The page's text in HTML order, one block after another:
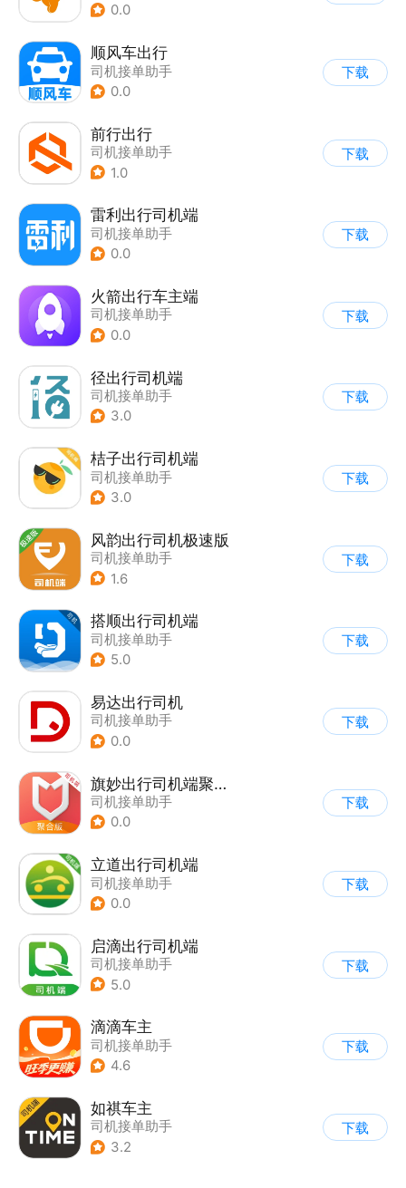
0.0
顺风车出行
司机接单助手
0.0
下载
前行出行
司机接单助手
1.0
下载
雷利出行司机端
司机接单助手
0.0
下载
火箭出行车主端
司机接单助手
0.0
下载
径出行司机端
司机接单助手
3.0
下载
桔子出行司机端
司机接单助手
3.0
下载
风韵出行司机极速版
司机接单助手
1.6
下载
搭顺出行司机端
司机接单助手
5.0
下载
易达出行司机
司机接单助手
0.0
下载
旗妙出行司机端聚合版
司机接单助手
0.0
下载
立道出行司机端
司机接单助手
0.0
下载
启滴出行司机端
司机接单助手
5.0
下载
滴滴车主
司机接单助手
4.6
下载
如祺车主
司机接单助手
3.2
下载